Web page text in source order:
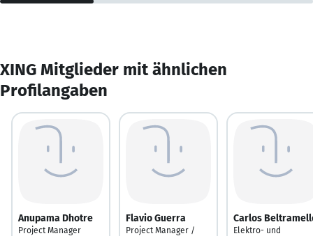
XING Mitglieder mit ähnlichen
Profilangaben
Anupama Dhotre
Project Manager
Flavio Guerra
Project Manager /
Carlos
Elektro- und